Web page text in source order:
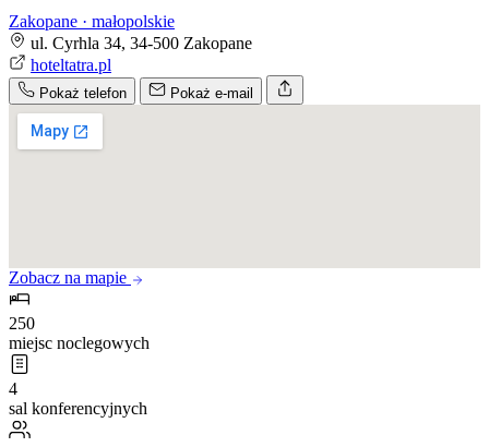
Zakopane · małopolskie
ul. Cyrhla 34, 34-500 Zakopane
hoteltatra.pl
Pokaż telefon Pokaż e-mail
Zobacz na mapie
250
miejsc noclegowych
4
sal konferencyjnych